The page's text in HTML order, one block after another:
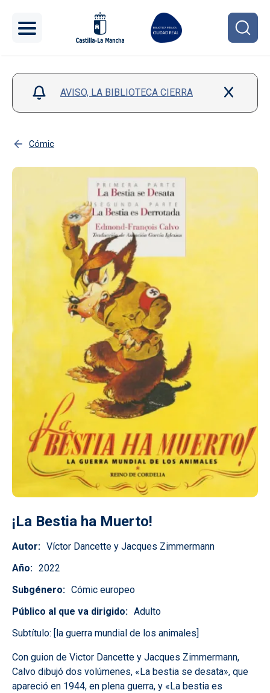
AVISO, LA BIBLIOTECA CIERRA
Cómic
¡La Bestia ha Muerto!
Autor
Víctor Dancette y Jacques Zimmermann
Año
2022
Subgénero
Cómic europeo
Público al que va dirigido
Adulto
Subtítulo:
[la guerra mundial de los animales]
Con guion de Victor Dancette y Jacques Zimmermann,
Calvo dibujó dos volúmenes, «La bestia se desata», que
apareció en 1944, en plena guerra, y «La bestia es